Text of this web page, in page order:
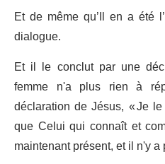
Et de même qu’Il en a été
dialogue.
Et il le conclut par une
femme n'a plus rien à
déclaration de Jésus, « Je
que Celui qui connaît et
maintenant présent, et il n'y